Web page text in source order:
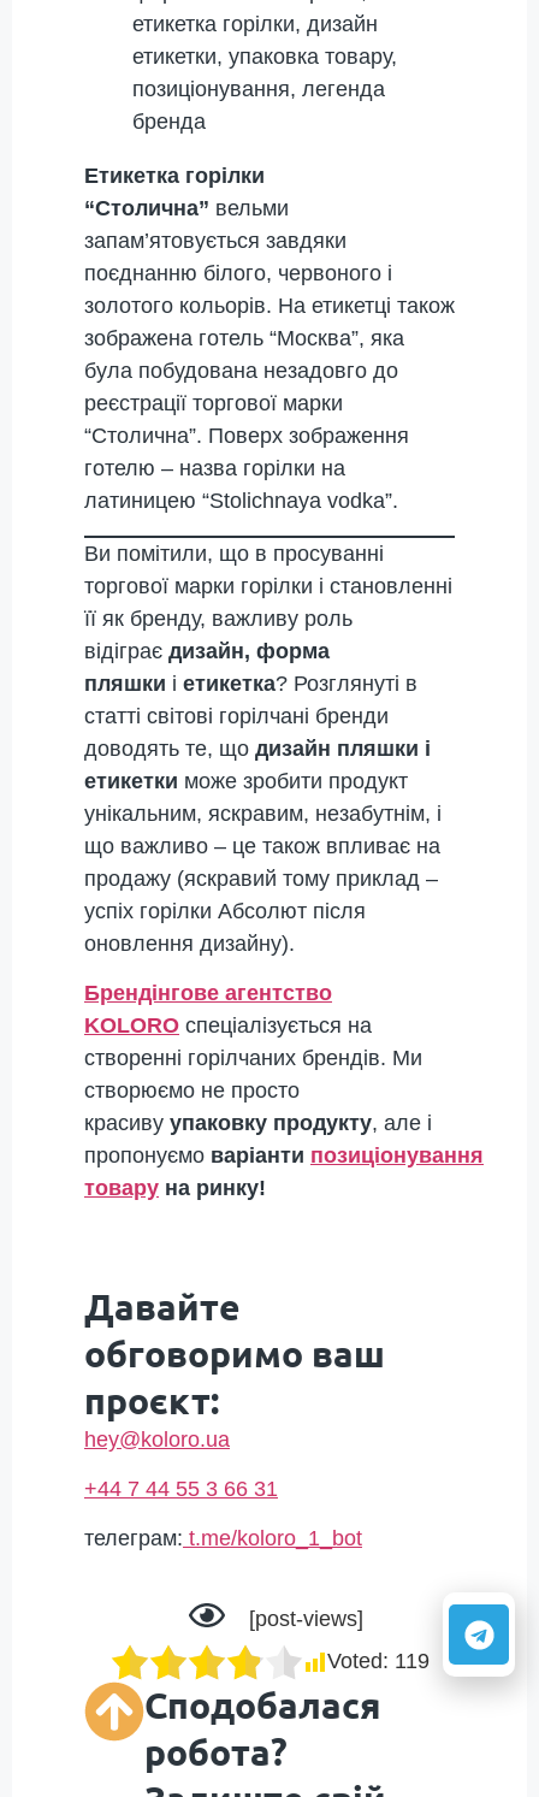
Етикетка горілки
“Столична” вельми
запам’ятовується завдяки
поєднанню білого, червоного і
золотого кольорів. На етикетці також
зображена готель “Москва”, яка
була побудована незадовго до
реєстрації торгової марки
“Столична”. Поверх зображення
готелю – назва горілки на
латиницею “Stolichnaya vodka”.
Ви помітили, що в просуванні
торгової марки горілки і становленні
її як бренду, важливу роль
відіграє дизайн, форма
пляшки і етикетка? Розглянуті в
статті світові горілчані бренди
доводять те, що дизайн пляшки і
етикетки може зробити продукт
унікальним, яскравим, незабутнім, і
що важливо – це також впливає на
продажу (яскравий тому приклад –
успіх горілки Абсолют після
оновлення дизайну).
Брендінгове агентство
KOLORO спеціалізується на
створенні горілчаних брендів. Ми
створюємо не просто
красиву упаковку продукту, але і
пропонуємо варіанти позиціонування
товару на ринку!
Давайте
обговоримо ваш
проєкт:
hey@koloro.ua
+44 7 44 55 3 66 31
телеграм: t.me/koloro_1_bot
[post-views]
Voted: 119
Сподобалася
робота?